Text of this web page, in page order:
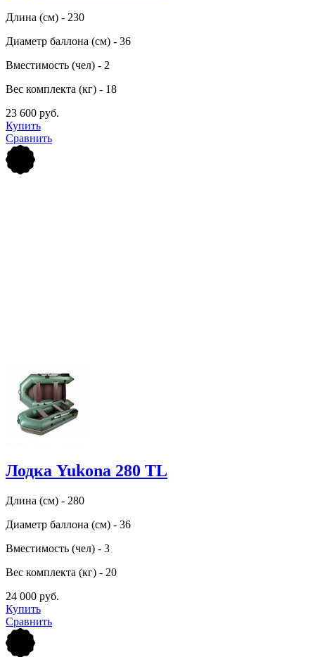
Длина (см) - 230
Диаметр баллона (см) - 36
Вместимость (чел) - 2
Вес комплекта (кг) - 18
23 600 руб.
Купить
Сравнить
Лодка Yukona 280 TL
Длина (см) - 280
Диаметр баллона (см) - 36
Вместимость (чел) - 3
Вес комплекта (кг) - 20
24 000 руб.
Купить
Сравнить